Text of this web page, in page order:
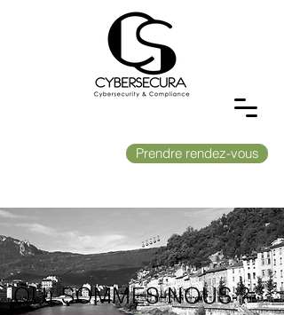
Prendre rendez-vous
QUI SOMMES-NOUS ?